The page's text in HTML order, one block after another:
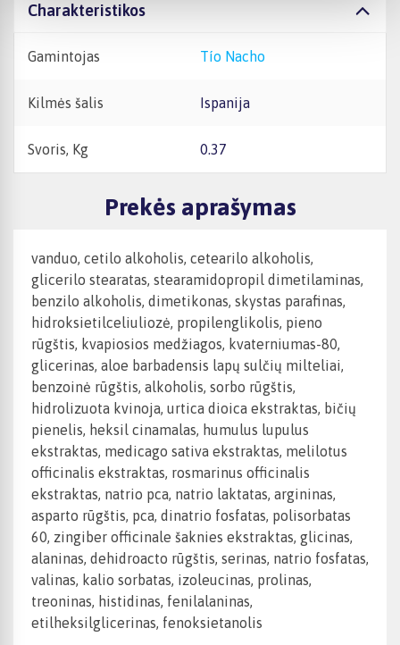
Charakteristikos
Gamintojas Tío Nacho
Kilmės šalis Ispanija
Svoris, Kg 0.37
Prekės aprašymas
vanduo, cetilo alkoholis, cetearilo alkoholis,
glicerilo stearatas, stearamidopropil dimetilaminas,
benzilo alkoholis, dimetikonas, skystas parafinas,
hidroksietilceliuliozė, propilenglikolis, pieno
rūgštis, kvapiosios medžiagos, kvaterniumas-80,
glicerinas, aloe barbadensis lapų sulčių milteliai,
benzoinė rūgštis, alkoholis, sorbo rūgštis,
hidrolizuota kvinoja, urtica dioica ekstraktas, bičių
pienelis, heksil cinamalas, humulus lupulus
ekstraktas, medicago sativa ekstraktas, melilotus
officinalis ekstraktas, rosmarinus officinalis
ekstraktas, natrio pca, natrio laktatas, argininas,
asparto rūgštis, pca, dinatrio fosfatas, polisorbatas
60, zingiber officinale šaknies ekstraktas, glicinas,
alaninas, dehidroacto rūgštis, serinas, natrio fosfatas,
valinas, kalio sorbatas, izoleucinas, prolinas,
treoninas, histidinas, fenilalaninas,
etilheksilglicerinas, fenoksietanolis